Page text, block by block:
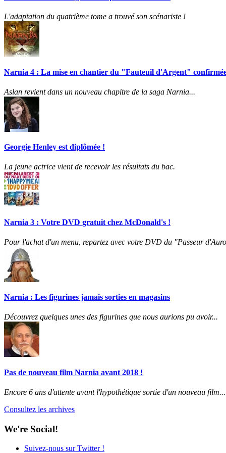
L'adaptation du quatrième tome a trouvé son scénariste !
Narnia 4 : La mise en chantier du "Fauteuil d'Argent"
Aslan revient dans un nouveau chapitre de la saga Narnia...
Georgie Henley est diplômée !
La jeune actrice vient de recevoir les résultats du bac.
Narnia 3 : Votre DVD gratuit chez McDonald's !
Pour l'achat d'un menu, repartez avec votre DVD du "Passeur
Narnia : Les figurines jamais sorties en magasins
Découvrez quelques unes des figurines que nous aurions pu avoir...
Pas de nouveau film Narnia avant 2018 !
Encore 6 ans d'attente avant l'hypothétique sortie d'un nouveau film...
Consultez les archives
We're Social!
Suivez-nous sur Twitter !